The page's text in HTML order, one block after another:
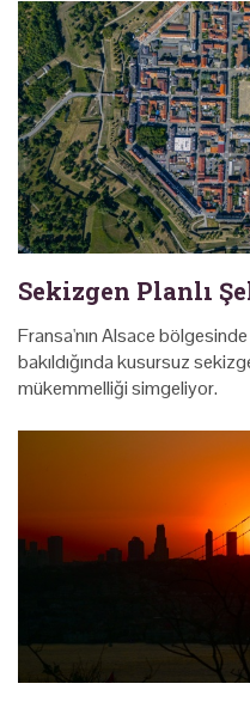
Sekizgen Planlı
Fransa'nın Alsace
bakıldığında kusursuz
mükemmelliği simgeliyor.